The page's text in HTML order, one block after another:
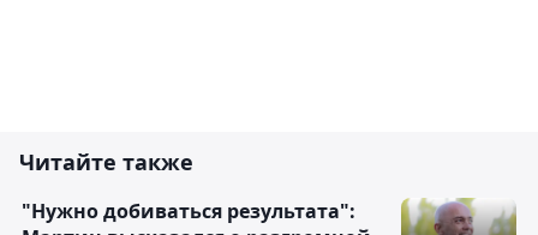
Читайте также
"Нужно добиваться результата":